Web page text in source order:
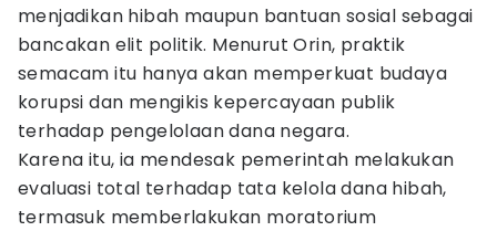
menjadikan hibah maupun bantuan sosial sebagai
bancakan elit politik. Menurut Orin, praktik
semacam itu hanya akan memperkuat budaya
korupsi dan mengikis kepercayaan publik
terhadap pengelolaan dana negara.
Karena itu, ia mendesak pemerintah melakukan
evaluasi total terhadap tata kelola dana hibah,
termasuk memberlakukan moratorium